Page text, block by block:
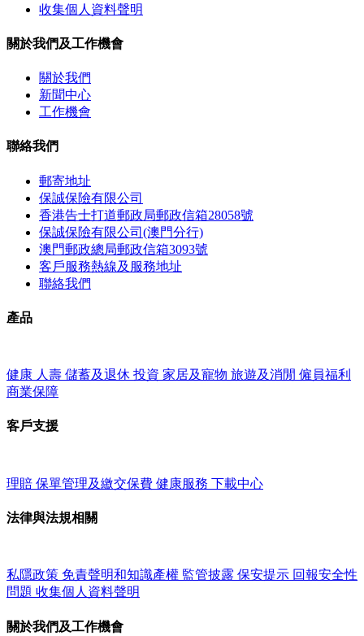
收集個人資料聲明
關於我們及工作機會
關於我們
新聞中心
工作機會
聯絡我們
郵寄地址
保誠保險有限公司
香港告士打道郵政局郵政信箱28058號
保誠保險有限公司(澳門分行)
澳門郵政總局郵政信箱3093號
客戶服務熱線及服務地址
聯絡我們
產品
健康 人壽 儲蓄及退休 投資 家居及寵物 旅遊及消閒 僱員福利
商業保障
客戶支援
理賠 保單管理及繳交保費 健康服務 下載中心
法律與法規相關
私隱政策 免責聲明和知識產權 監管披露 保安提示 回報安全性
問題 收集個人資料聲明
關於我們及工作機會